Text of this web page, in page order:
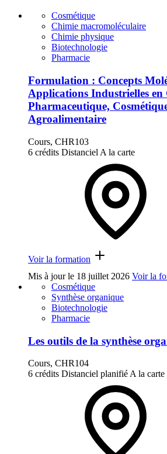
Cosmétique
Chimie macromoléculaire
Chimie physique
Biotechnologie
Pharmacie
Formulation : Concepts
Applications Industrielles en
Pharmaceutique,
Agroalimentaire
Cours, CHR103
6 crédits Distanciel A la carte
Voir la formation
Mis à jour le 18 juillet 2026 Voir la
Cosmétique
Synthèse organique
Biotechnologie
Pharmacie
Les outils de la synthèse
Cours, CHR104
6 crédits Distanciel planifié A la carte